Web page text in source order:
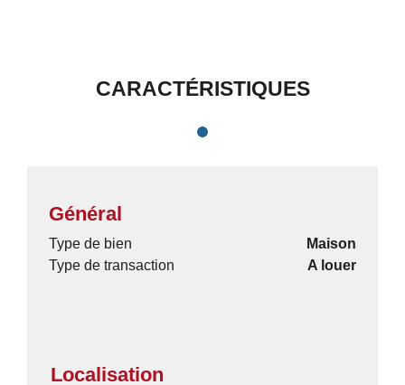
CARACTÉRISTIQUES
Général
Type de bien
Maison
Type de transaction
A louer
Localisation